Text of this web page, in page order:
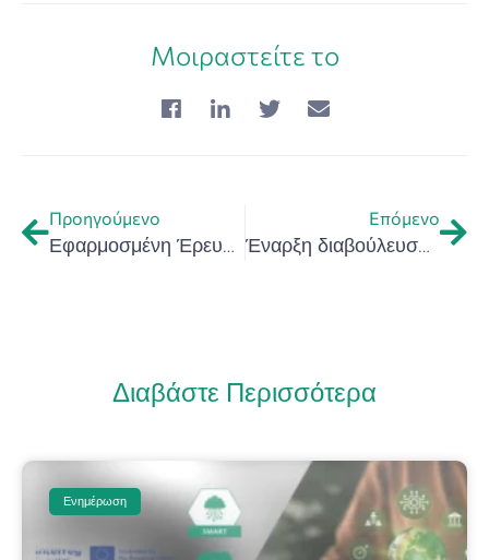
Μοιραστείτε το
Προηγούμενο
Εφαρμοσμένη Έρευνα και Εκπαίδευση για τον Οινοτουρισμό – Εκδήλωση για τον οινοτουρισμό την Παρασκευή 12/5/2023 και ώρα 11:00 – ΕΛΜΕΠΑ
Επόμενο
Έναρξη διαβούλευσης για την υποστήριξη νέων καινοτόμων επιχειρήσεων
Διαβάστε Περισσότερα
Ενημέρωση